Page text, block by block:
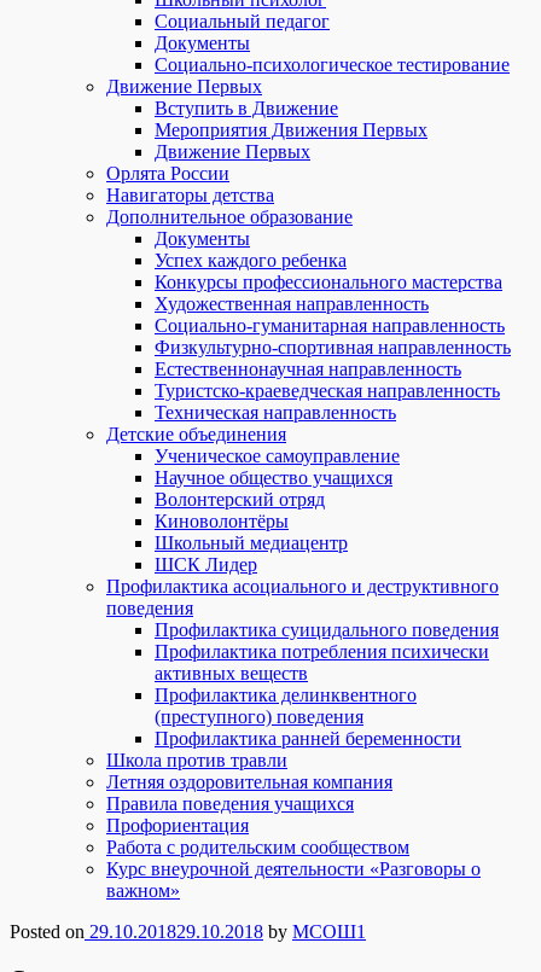
Социальный педагог
Документы
Социально-психологическое тестирование
Движение Первых
Вступить в Движение
Мероприятия Движения Первых
Движение Первых
Орлята России
Навигаторы детства
Дополнительное образование
Документы
Успех каждого ребенка
Конкурсы профессионального мастерства
Художественная направленность
Социально-гуманитарная направленность
Физкультурно-спортивная направленность
Естественнонаучная направленность
Туристско-краеведческая направленность
Техническая направленность
Детские объединения
Ученическое самоуправление
Научное общество учащихся
Волонтерский отряд
Киноволонтёры
Школьный медиацентр
ШСК Лидер
Профилактика асоциального и деструктивного
поведения
Профилактика суицидального поведения
Профилактика потребления психически
активных веществ
Профилактика делинквентного
(преступного) поведения
Профилактика ранней беременности
Школа против травли
Летняя оздоровительная компания
Правила поведения учащихся
Профориентация
Работа с родительским сообществом
Курс внеурочной деятельности «Разговоры о
важном»
Posted on 29.10.201829.10.2018 by МСОШ1